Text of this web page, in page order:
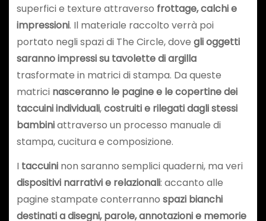
superfici e texture attraverso frottage, calchi e
impressioni. Il materiale raccolto verrà poi
portato negli spazi di The Circle, dove gli oggetti
saranno impressi su tavolette di argilla
trasformate in matrici di stampa. Da queste
matrici nasceranno le pagine e le copertine dei
taccuini individuali,costruiti e rilegati dagli stessi
bambiniattraverso un processo manuale di
stampa, cucitura e composizione.
I taccuininon saranno semplici quaderni, ma veri
dispositivi narrativi e relazionali: accanto alle
pagine stampate conterranno spazi bianchi
destinati a disegni, parole, annotazioni e memorie